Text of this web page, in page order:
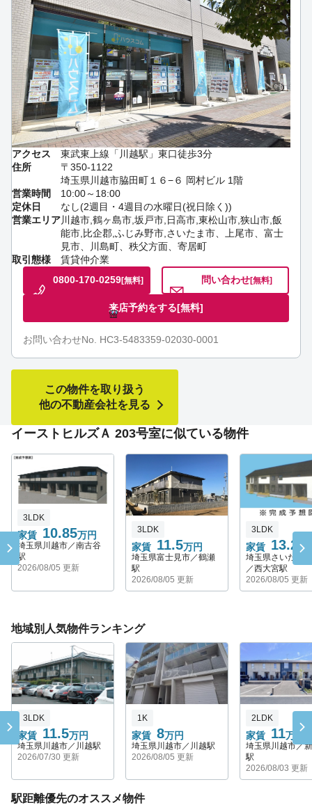
アクセス
東武東上線「川越駅」東口徒歩3分
住所
〒350-1122
埼玉県川越市脇田町１６−６ 岡村ビル 1階
営業時間
10:00～18:00
定休日
なし(2週目・4週目の水曜日(祝日除く))
営業エリア川越市,鶴ヶ島市,坂戸市,日高市,東松山市,狭山市,飯
能市,比企郡,ふじみ野市,さいたま市、上尾市、富士
見市、川島町、秩父方面、寄居町
取引態様
賃貸仲介業
0800-170-0259[無料] 問い合わせ[無料]
来店予約をする[無料]
お問い合わせNo. HC3-5483359-02030-0001
この物件を取り扱う
他の不動産会社を見る
イーストヒルズＡ 203号室に似ている物件
家賃 10.85万円
3LDK
埼玉県川越市／南古谷
駅
2026/08/05 更新
家賃 11.5万円
3LDK
埼玉県富士見市／鶴瀬
駅
2026/08/05 更新
家賃 13.2 万
3LDK
埼玉県さいたま
／西大宮駅
2026/08/05 更新
地域別人気物件ランキング
家賃 11.5万円
3LDK
埼玉県川越市／川越駅
2026/07/30 更新
家賃 8万円
1K
埼玉県川越市／川越駅
2026/08/05 更新
家賃 11万円
2LDK
埼玉県川越市／
駅
2026/08/03 更新
駅距離優先のオススメ物件